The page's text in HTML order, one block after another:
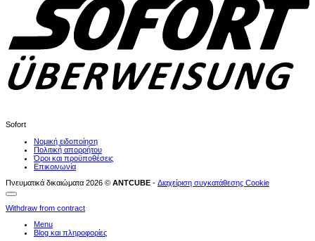
Sofort
Νομική ειδοποίηση
Πολιτική απορρήτου
Όροι και προϋποθέσεις
Επικοινωνία
Πνευματικά δικαιώματα 2026 © ANTCUBE - Διαχείριση συγκατάθεσης Cookie
Withdraw from contract
Menu
Blog και πληροφορίες